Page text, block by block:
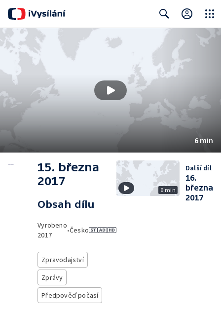
Search
6 min
15. března
2017
Obsah dílu
Vyrobeno
2017
•Česko
Zpravodajství
Zprávy
Předpověď počasí
6 min
Další díl
16.
března
2017